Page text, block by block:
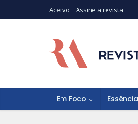
Acervo Assine a revista
Em Foco Essência